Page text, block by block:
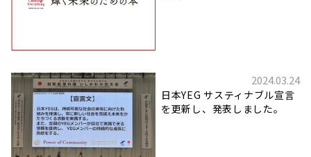
2024.03.24
日本YEG サスティナブル宣言
を更新し、発表しました。